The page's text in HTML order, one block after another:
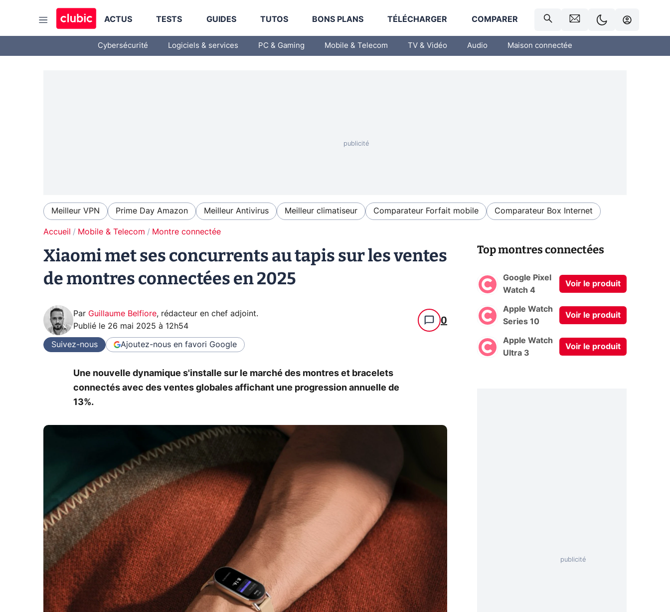
ACTUS TESTS GUIDES TUTOS BONS PLANS TÉLÉCHARGER COMPARER
Cybersécurité Logiciels & services PC & Gaming Mobile & Telecom TV & Vidéo Audio Maison connectée
Meilleur VPN Prime Day Amazon Meilleur Antivirus Meilleur climatiseur Comparateur Forfait mobile Comparateur Box Internet
Accueil Mobile & Telecom Montre connectée
Xiaomi met ses concurrents au tapis sur les ventes
de montres connectées en 2025
Par Guillaume Belfiore, rédacteur en chef adjoint.
Publié le 26 mai 2025 à 12h54 0
Suivez-nous Ajoutez-nous en favori Google
Une nouvelle dynamique s'installe sur le marché des montres et bracelets
connectés avec des ventes globales affichant une progression annuelle de
13%.
Top montres connectées
Google Pixel
Watch 4
Voir le produit
Apple Watch
Series 10
Voir le produit
Apple Watch
Ultra 3
Voir le produit